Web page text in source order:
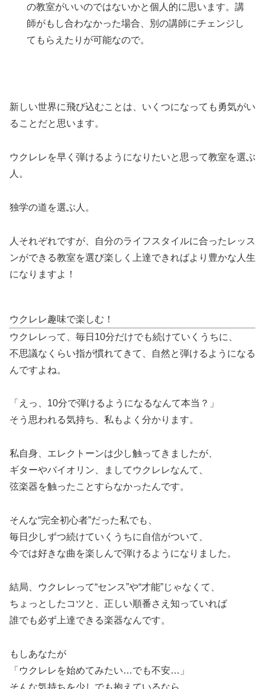
の教室がいいのではないかと個人的に思います。講
師がもし合わなかった場合、別の講師にチェンジし
てもらえたりが可能なので。
新しい世界に飛び込むことは、いくつになっても勇気がい
ることだと思います。
ウクレレを早く弾けるようになりたいと思って教室を選ぶ
人。
独学の道を選ぶ人。
人それぞれですが、自分のライフスタイルに合ったレッス
ンができる教室を選び楽しく上達できればより豊かな人生
になりますよ！
ウクレレ趣味で楽しむ！
ウクレレって、毎日10分だけでも続けていくうちに、
不思議なくらい指が慣れてきて、自然と弾けるようになる
んですよね。
「えっ、10分で弾けるようになるなんて本当？」
そう思われる気持ち、私もよく分かります。
私自身、エレクトーンは少し触ってきましたが、
ギターやバイオリン、ましてウクレレなんて、
弦楽器を触ったことすらなかったんです。
そんな“完全初心者”だった私でも、
毎日少しずつ続けていくうちに自信がついて、
今では好きな曲を楽しんで弾けるようになりました。
結局、ウクレレって“センス”や“才能”じゃなくて、
ちょっとしたコツと、正しい順番さえ知っていれば
誰でも必ず上達できる楽器なんです。
もしあなたが
「ウクレレを始めてみたい…でも不安…」
そんな気持ちを少しでも抱えているなら、